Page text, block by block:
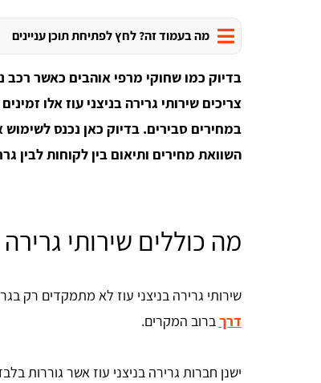
מה בעמוד זה? לחץ לפתיחת תוכן עניינים
בדיוק כמו שחוקי מרפי אוהבים כאשר
צריכים שירותי גרירה בניצני עוז אלו
במחירים סבירים. בדיוק כאן נכנס
השוואת מחירים ותיאום בין לקוחות לבין
מה כוללים שירותי גרירה
שירותי גרירה בניצני עוז לא מתמקדים רק
דרךברוב המקרים.
ישנן חברות גרירה בניצני עוז אשר גוררות